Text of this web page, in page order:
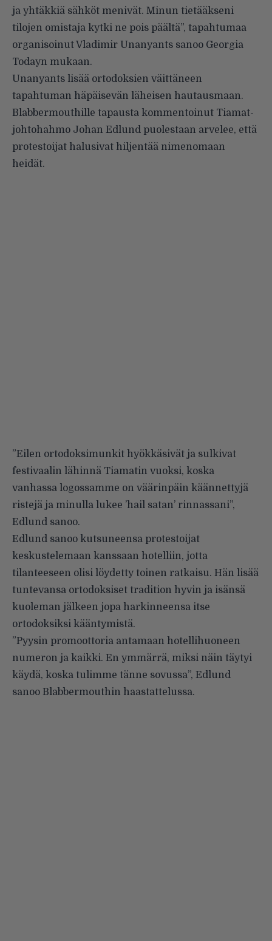
ja yhtäkkiä sähköt menivät. Minun tietääkseni
tilojen omistaja kytki ne pois päältä”, tapahtumaa
organisoinut Vladimir Unanyants sanoo Georgia
Todayn mukaan.
Unanyants lisää ortodoksien väittäneen
tapahtuman häpäisevän läheisen hautausmaan.
Blabbermouthille tapausta kommentoinut Tiamat-
johtohahmo Johan Edlund puolestaan arvelee, että
protestoijat halusivat hiljentää nimenomaan
heidät.
”Eilen ortodoksimunkit hyökkäsivät ja sulkivat
festivaalin lähinnä Tiamatin vuoksi, koska
vanhassa logossamme on väärinpäin käännettyjä
ristejä ja minulla lukee ’hail satan’ rinnassani”,
Edlund sanoo.
Edlund sanoo kutsuneensa protestoijat
keskustelemaan kanssaan hotelliin, jotta
tilanteeseen olisi löydetty toinen ratkaisu. Hän lisää
tuntevansa ortodoksiset tradition hyvin ja isänsä
kuoleman jälkeen jopa harkinneensa itse
ortodoksiksi kääntymistä.
”Pyysin promoottoria antamaan hotellihuoneen
numeron ja kaikki. En ymmärrä, miksi näin täytyi
käydä, koska tulimme tänne sovussa”, Edlund
sanoo Blabbermouthin haastattelussa.